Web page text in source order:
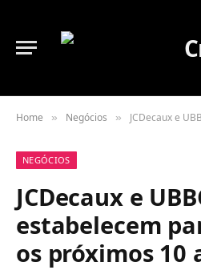
Home » Negócios » JCDecaux e UBBO
NEGÓCIOS
JCDecaux e
estabelecem
os próximos 10